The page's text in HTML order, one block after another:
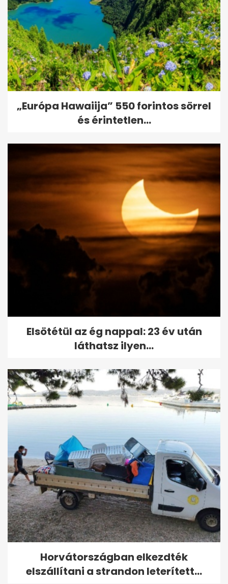
„Európa Hawaiija” 550 forintos sörrel
és érintetlen...
Elsötétül az ég nappal: 23 év után
láthatsz ilyen...
Horvátországban elkezdték
elszállítani a strandon leterített...